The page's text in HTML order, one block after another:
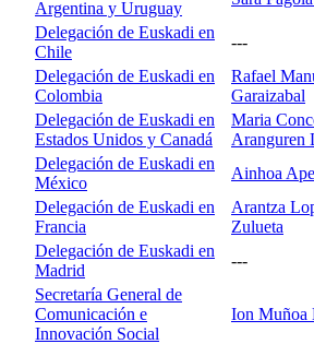
Argentina y Uruguay
Delegación de Euskadi en
Chile
---
Delegación de Euskadi en
Colombia
Rafael
Garaizabal
Delegación de Euskadi en
Estados Unidos y Canadá
Maria
Aranguren
Delegación de Euskadi en
México
Ainhoa
Delegación de Euskadi en
Francia
Arantza
Zulueta
Delegación de Euskadi en
Madrid
---
Secretaría General de
Comunicación e
Innovación Social
Ion Muñoa